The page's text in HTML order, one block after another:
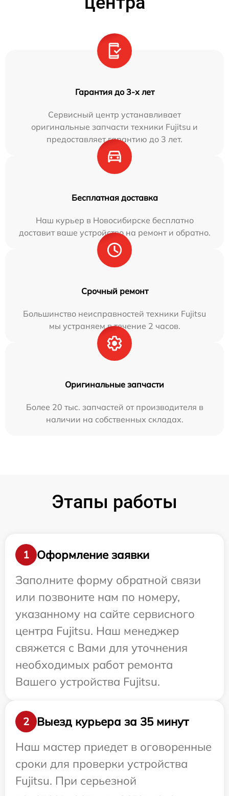
Гарантия до 3-х лет
Сервисный центр устанавливает
оригинальные запчасти техники Fujitsu и
предоставляет гарантию до 3 лет.
Бесплатная доставка
Наш курьер в Новосибирске бесплатно
доставит ваше устройство на ремонт и обратно.
Срочный ремонт
Большинство неисправностей техники Fujitsu
мы устраняем в течение 2 часов.
Оригинальные запчасти
Более 20 тыс. запчастей от производителя в
наличии на собственных складах.
Этапы работы
1
Оформление заявки
Заполните форму обратной связи
или позвоните нам по номеру,
указанному на сайте сервисного
центра Fujitsu. Наш менеджер
свяжется с Вами для уточнения
необходимых работ ремонта
Вашего устройства Fujitsu.
2
Выезд курьера за 35 минут
Наш мастер приедет в оговоренные
сроки для проверки устройства
Fujitsu. При серьезной